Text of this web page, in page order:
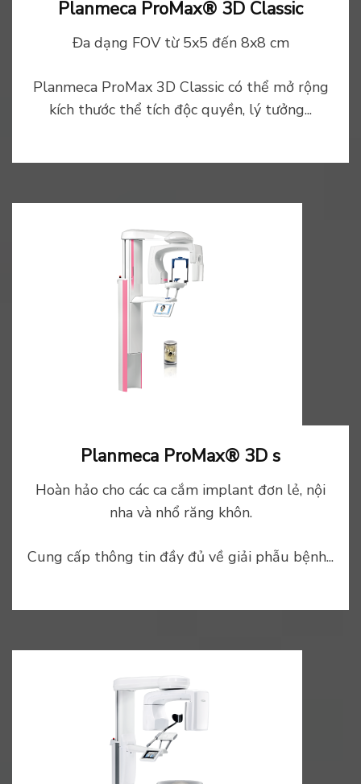
Planmeca ProMax® 3D Classic
Đa dạng FOV từ 5x5 đến 8x8 cm
Planmeca ProMax 3D Classic có thể mở rộng
kích thước thể tích độc quyền, lý tưởng...
Planmeca ProMax® 3D s
Hoàn hảo cho các ca cắm implant đơn lẻ, nội
nha và nhổ răng khôn.
Cung cấp thông tin đầy đủ về giải phẫu bệnh...